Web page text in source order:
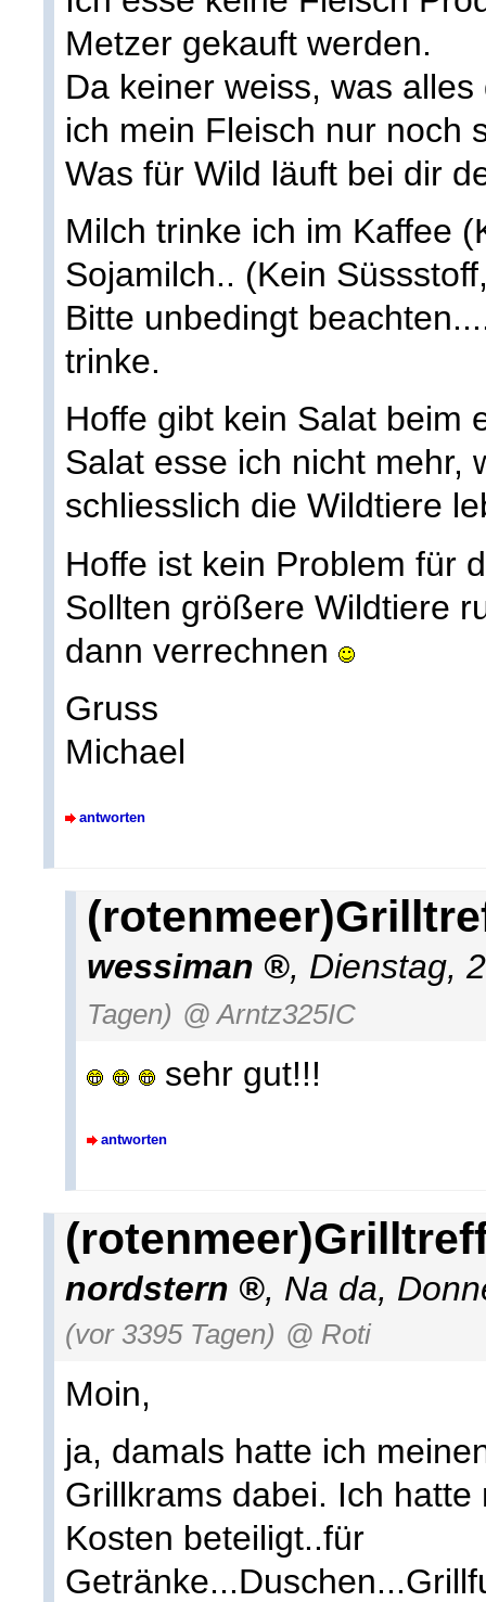
Metzer gekauft werden.
Da keiner weiss, was
ich mein Fleisch nur noch
Was für Wild läuft bei dir
Milch trinke ich im Kaffee
Sojamilch.. (Kein
Bitte unbedingt
trinke.
Hoffe gibt kein Salat beim
Salat esse ich nicht mehr,
schliesslich die Wildtiere
Hoffe ist kein Problem für
Sollten größere Wildtiere
dann verrechnen
Gruss
Michael
antworten
wessiman , Dienstag,
Tagen) @ Arntz325IC
sehr gut!!!
antworten
nordstern , Na da,
(vor 3395 Tagen) @ Roti
Moin,
ja, damals hatte ich
Grillkrams dabei. Ich
Kosten beteiligt..für